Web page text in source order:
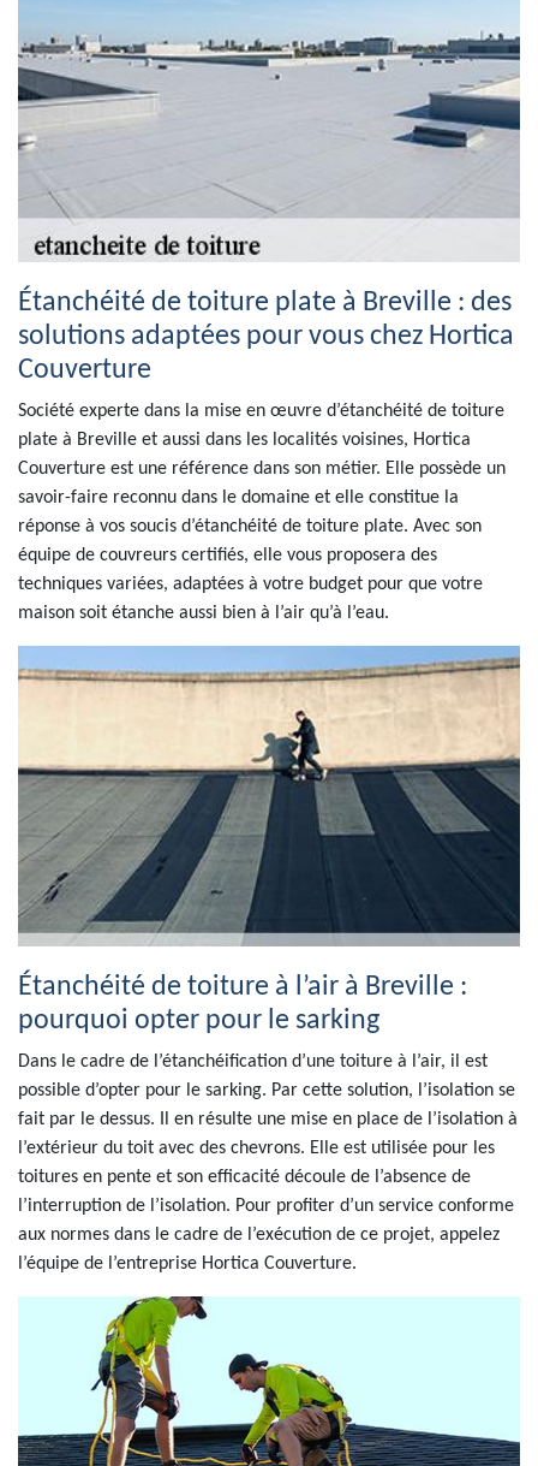
Étanchéité de toiture plate à Breville : des
solutions adaptées pour vous chez Hortica
Couverture
Société experte dans la mise en œuvre d’étanchéité de toiture
plate à Breville et aussi dans les localités voisines, Hortica
Couverture est une référence dans son métier. Elle possède un
savoir-faire reconnu dans le domaine et elle constitue la
réponse à vos soucis d’étanchéité de toiture plate. Avec son
équipe de couvreurs certifiés, elle vous proposera des
techniques variées, adaptées à votre budget pour que votre
maison soit étanche aussi bien à l’air qu’à l’eau.
Étanchéité de toiture à l’air à Breville :
pourquoi opter pour le sarking
Dans le cadre de l’étanchéification d’une toiture à l’air, il est
possible d’opter pour le sarking. Par cette solution, l’isolation se
fait par le dessus. Il en résulte une mise en place de l’isolation à
l’extérieur du toit avec des chevrons. Elle est utilisée pour les
toitures en pente et son efficacité découle de l’absence de
l’interruption de l’isolation. Pour profiter d’un service conforme
aux normes dans le cadre de l’exécution de ce projet, appelez
l’équipe de l’entreprise Hortica Couverture.